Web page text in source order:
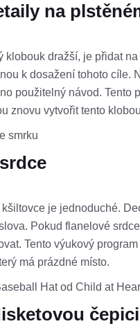
na
dražší, je přidat
k dosažení tohoto cíle.
použitelný návod. Tento
znovu vytvořit tento
smrku
je jednoduché.
Pokud flanelové
Tento výukový
má prázdné místo.
Hat od Child at
čepici